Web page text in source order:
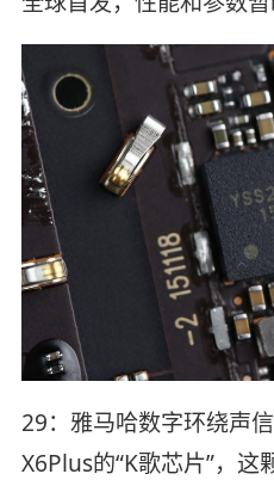
29：雅马哈数字环绕声信
X6Plus的“K歌芯片”，这